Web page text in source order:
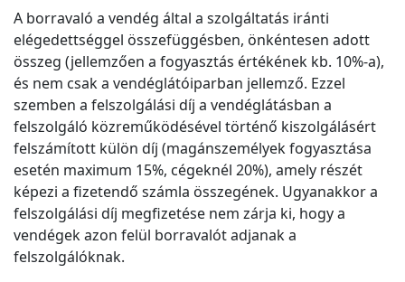
A borravaló a vendég által a szolgáltatás iránti
elégedettséggel összefüggésben, önkéntesen adott
összeg (jellemzően a fogyasztás értékének kb. 10%-a),
és nem csak a vendéglátóiparban jellemző. Ezzel
szemben a felszolgálási díj a vendéglátásban a
felszolgáló közreműködésével történő kiszolgálásért
felszámított külön díj (magánszemélyek fogyasztása
esetén maximum 15%, cégeknél 20%), amely részét
képezi a fizetendő számla összegének. Ugyanakkor a
felszolgálási díj megfizetése nem zárja ki, hogy a
vendégek azon felül borravalót adjanak a
felszolgálóknak.